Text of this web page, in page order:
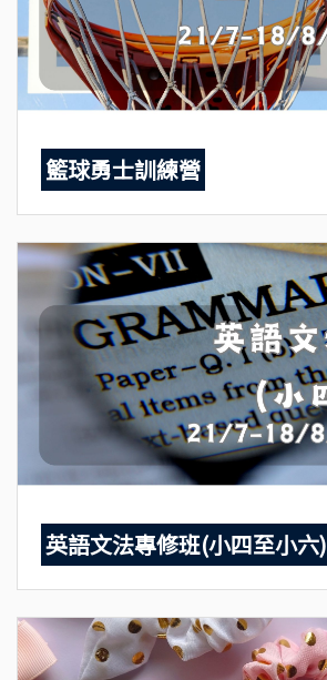
籃球勇士訓練營
英語文法專修班(小四至小六)